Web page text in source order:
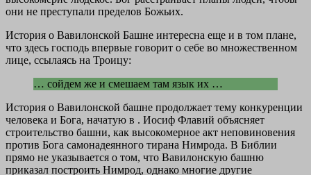
они не преступали пределов Божьих.
История о Вавилонской Башне интересна еще и в том плане,
что здесь господь впервые говорит о себе во множественном
лице, ссылаясь на Троицу:
… сойдем же и смешаем там язык их …
История о Вавилонской башне продолжает тему конкуренции
человека и Бога, начатую в . Иосиф Флавий объясняет
строительство башни, как высокомерное акт неповиновения
против Бога самонадеянного тирана Нимрода. В Библии
прямо не указывается о том, что Вавилонскую башню
приказал построить Нимрод, однако многие другие